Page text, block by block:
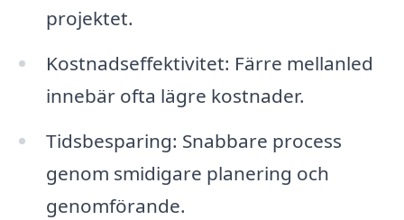
projektet.
Kostnadseffektivitet: Färre mellanled
innebär ofta lägre kostnader.
Tidsbesparing: Snabbare process
genom smidigare planering och
genomförande.